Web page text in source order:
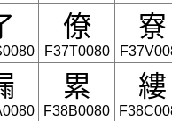
僚
F37T0080
寮
累
F38B0080
縷